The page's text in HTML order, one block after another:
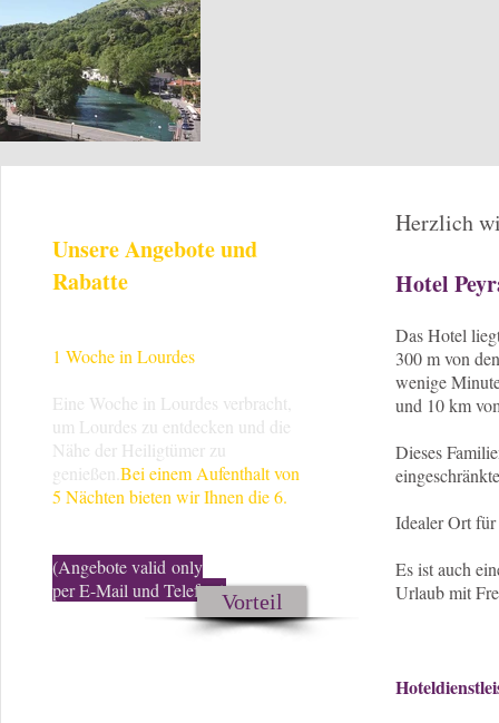
Herzlich
Hotel
Das Hotel
300 m von
wenige
und 10 km
Dieses
Idealer Ort
Es ist auch
Urlaub mit
Unsere Angebote und
Rabatte
1 Woche in Lourdes
Eine Woche in Lourdes verbracht,
um Lourdes zu entdecken und die
Nähe der Heiligtümer zu
genießen. Bei einem Aufenthalt von
5 Nächten bieten wir Ihnen die 6.
(Angebote valid only
per E-Mail und Telefon.)Vorteil